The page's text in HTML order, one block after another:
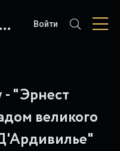
SLUSHAT-KNIGI.COM Войти
- "Эрнест
великого